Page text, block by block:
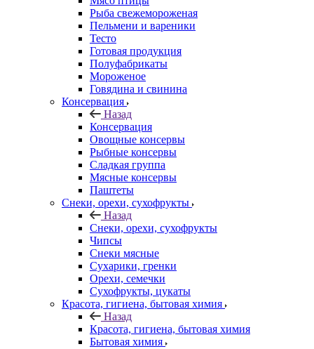
Рыба свежемороженая
Пельмени и вареники
Тесто
Готовая продукция
Полуфабрикаты
Мороженое
Говядина и свинина
Консервация
Назад
Консервация
Овощные консервы
Рыбные консервы
Сладкая группа
Мясные консервы
Паштеты
Снеки, орехи, сухофрукты
Назад
Снеки, орехи, сухофрукты
Чипсы
Снеки мясные
Сухарики, гренки
Орехи, семечки
Сухофрукты, цукаты
Красота, гигиена, бытовая химия
Назад
Красота, гигиена, бытовая химия
Бытовая химия